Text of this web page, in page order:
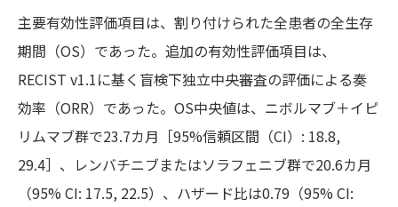
主要有効性評価項目は、割り付けられた全患者の全生存
期間（OS）であった。追加の有効性評価項目は、
RECIST v1.1に基く盲検下独立中央審査の評価による奏
効率（ORR）であった。OS中央値は、ニボルマブ＋イピ
リムマブ群で23.7カ月［95%信頼区間（CI）: 18.8,
29.4］、レンバチニブまたはソラフェニブ群で20.6カ月
（95% CI: 17.5, 22.5）、ハザード比は0.79（95% CI: